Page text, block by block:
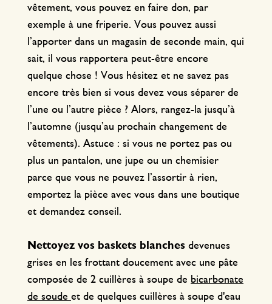
vêtement, vous pouvez en faire don, par
exemple à une friperie. Vous pouvez aussi
l’apporter dans un magasin de seconde main, qui
sait, il vous rapportera peut-être encore
quelque chose ! Vous hésitez et ne savez pas
encore très bien si vous devez vous séparer de
l’une ou l’autre pièce ? Alors, rangez-la jusqu’à
l’automne (jusqu’au prochain changement de
vêtements). Astuce : si vous ne portez pas ou
plus un pantalon, une jupe ou un chemisier
parce que vous ne pouvez l’assortir à rien,
emportez la pièce avec vous dans une boutique
et demandez conseil.
Nettoyez vos baskets blanches devenues
grises en les frottant doucement avec une pâte
composée de 2 cuillères à soupe de bicarbonate
de soude et de quelques cuillères à soupe d'eau